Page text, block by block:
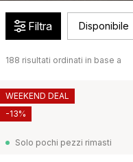
Filtra Disponibile
188 risultati ordinati in base a
Solo pochi pezzi rimasti
WEEKEND DEAL
-13%